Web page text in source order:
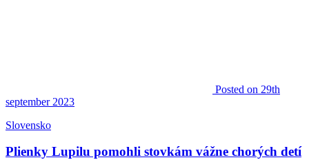
Posted on 29th
september 2023
Slovensko
Plienky Lupilu pomohli stovkám vážne chorých detí